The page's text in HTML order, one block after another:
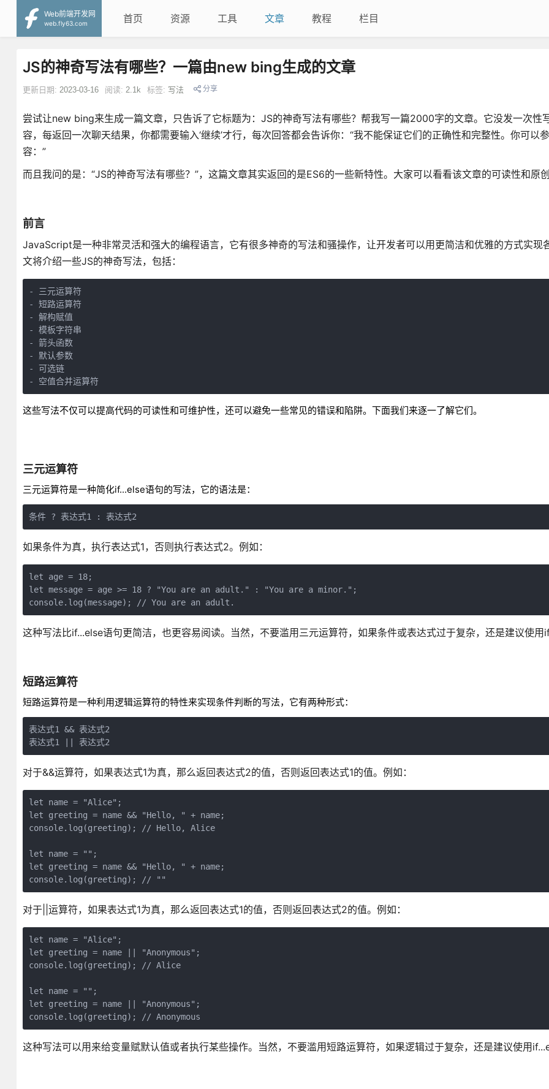
Web前端开发网
web.fly63.com
首页 资源 工具 文章 教程 栏目
JS的神奇写法有哪些？一篇由new bing生成的文章
更新日期: 2023-03-16 阅读: 2.1k 标签: 写法 分享
尝试让new bing来生成一篇文章，只告诉了它标题为：JS的神奇写法有哪些？帮我写一篇2000字的文章。它没发一次性
容，每返回一次聊天结果，你都需要输入‘继续’才行，每次回答都会告诉你：“我不能保证它们的正确性和完整性。你可以
容：”
而且我问的是：“JS的神奇写法有哪些？”，这篇文章其实返回的是ES6的一些新特性。大家可以看看该文章的可读性和原创
前言
JavaScript是一种非常灵活和强大的编程语言，它有很多神奇的写法和骚操作，让开发者可以用更简洁和优雅的方式实现
文将介绍一些JS的神奇写法，包括：
- 三元运算符
- 短路运算符
- 解构赋值
- 模板字符串
- 箭头函数
- 默认参数
- 可选链
- 空值合并运算符
这些写法不仅可以提高代码的可读性和可维护性，还可以避免一些常见的错误和陷阱。下面我们来逐一了解它们。
三元运算符
三元运算符是一种简化if...else语句的写法，它的语法是：
条件 ? 表达式1 : 表达式2
如果条件为真，执行表达式1，否则执行表达式2。例如：
let age = 18;
let message = age >= 18 ? "You are an adult." : "You are a minor.";
console.log(message); // You are an adult.
这种写法比if...else语句更简洁，也更容易阅读。当然，不要滥用三元运算符，如果条件或表达式过于复杂，还是建议使用
短路运算符
短路运算符是一种利用逻辑运算符的特性来实现条件判断的写法，它有两种形式：
表达式1 && 表达式2
表达式1 || 表达式2
对于&&运算符，如果表达式1为真，那么返回表达式2的值，否则返回表达式1的值。例如：
let name = "Alice";
let greeting = name && "Hello, " + name;
console.log(greeting); // Hello, Alice
let name = "";
let greeting = name && "Hello, " + name;
console.log(greeting); // ""
对于||运算符，如果表达式1为真，那么返回表达式1的值，否则返回表达式2的值。例如：
let name = "Alice";
let greeting = name || "Anonymous";
console.log(greeting); // Alice
let name = "";
let greeting = name || "Anonymous";
console.log(greeting); // Anonymous
这种写法可以用来给变量赋默认值或者执行某些操作。当然，不要滥用短路运算符，如果逻辑过于复杂，还是建议使用